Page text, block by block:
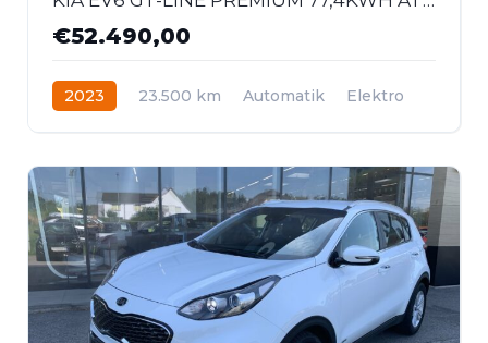
€52.490,00
2023 23.500 km Automatik
Elektro